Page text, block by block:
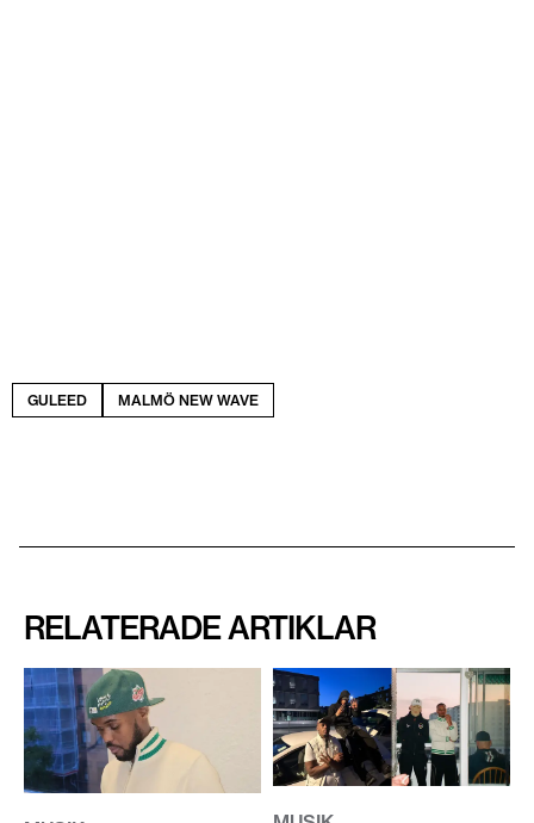
GULEED MALMÖ NEW WAVE
RELATERADE ARTIKLAR